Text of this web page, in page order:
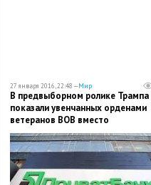
27 января 2016, 22:48 —Мир
В предвыборном ролике Трампа
показали увенчанных орденами
ветеранов ВОВ вместо
американских военных